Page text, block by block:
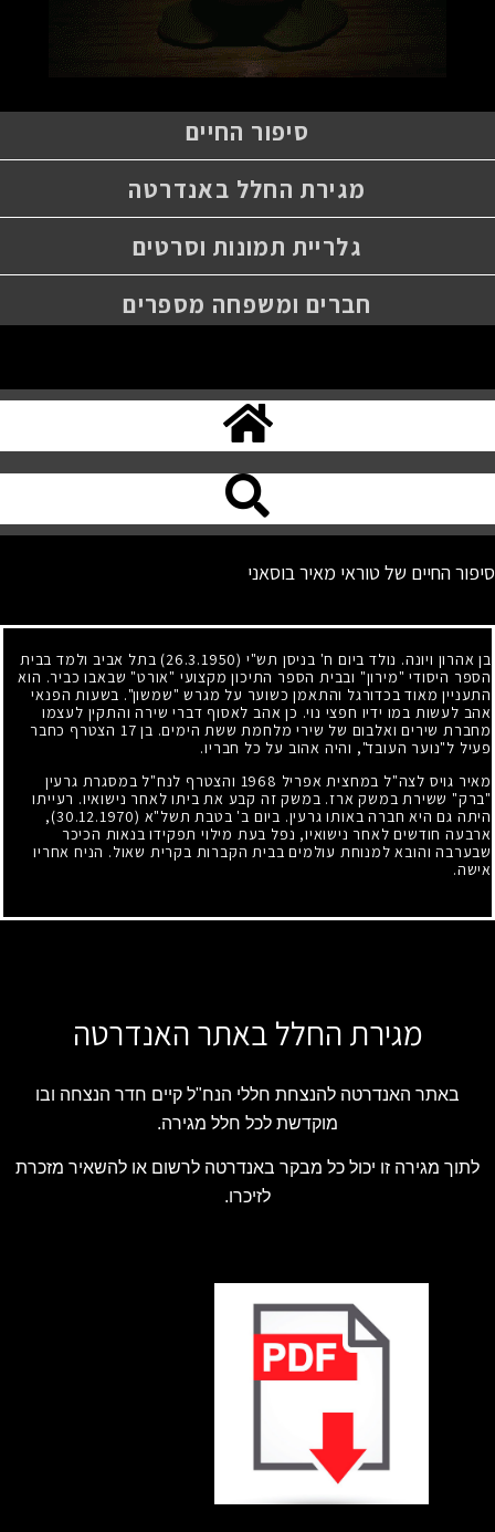
סיפור החיים
מגירת החלל באנדרטה
גלריית תמונות וסרטים
חברים ומשפחה מספרים
סיפור החיים של טוראי מאיר בוסאני
בן אהרון ויונה. נולד ביום ח' בניסן תש"י (26.3.1950)
בתל אביב ולמד בבית
הספר היסודי "מירון" ובבית הספר התיכון מקצועי "אורט" שבאבו כביר. הוא
התעניין מאוד בכדורגל והתאמן כשוער על מגרש "שמשון". בשעות הפנאי
אהב לעשות במו ידיו חפצי נוי. כן אהב לאסוף דברי שירה והתקין לעצמו
מחברת שירים ואלבום של שירי מלחמת ששת הימים. בן 17 הצטרף כחבר
פעיל ל"נוער העובד", והיה אהוב על כל חבריו.
מאיר גויס לצה"ל במחצית אפריל 1968 והצטרף לנח"ל במסגרת גרעין
"ברק" ששירת במשק ארז. במשק זה קבע את ביתו לאחר נישואיו. רעייתו
היתה גם היא חברה באותו גרעין. ביום ב' בטבת תשל"א (30.12.1970)
,
ארבעה חודשים לאחר נישואיו, נפל בעת מילוי תפקידו בנאות הכיכר
שבערבה והובא למנוחת עולמים בבית הקברות בקרית שאול. הניח אחריו
אישה.
מגירת החלל באתר האנדרטה
באתר האנדרטה להנצחת חללי הנח"ל קיים חדר הנצחה ובו
מוקדשת לכל חלל מגירה.
לתוך מגירה זו יכול כל מבקר באנדרטה לרשום או להשאיר מזכרת
לזיכרו.